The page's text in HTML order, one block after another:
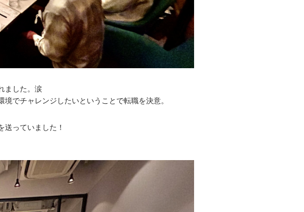
ました。涙
でチャレンジしたいということで転職を決意。
っていました！